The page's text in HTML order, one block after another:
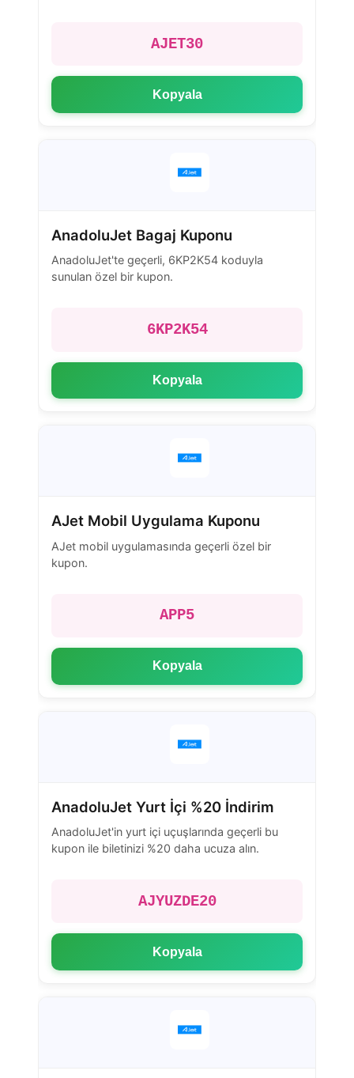
AJET30
Kopyala
AnadoluJet Bagaj Kuponu
AnadoluJet'te geçerli, 6KP2K54 koduyla
sunulan özel bir kupon.
6KP2K54
Kopyala
AJet Mobil Uygulama Kuponu
AJet mobil uygulamasında geçerli özel bir
kupon.
APP5
Kopyala
AnadoluJet Yurt İçi %20 İndirim
AnadoluJet'in yurt içi uçuşlarında geçerli bu
kupon ile biletinizi %20 daha ucuza alın.
AJYUZDE20
Kopyala